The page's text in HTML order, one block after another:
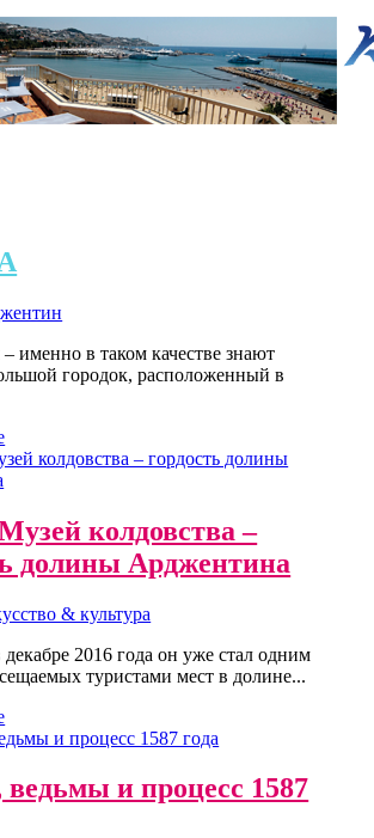
именно в таком качестве знают
городок, расположенный в
колдовства –
долины Арджентина
& культура
2016 года он уже стал одним
туристами мест в долине...
ведьмы и процесс 1587